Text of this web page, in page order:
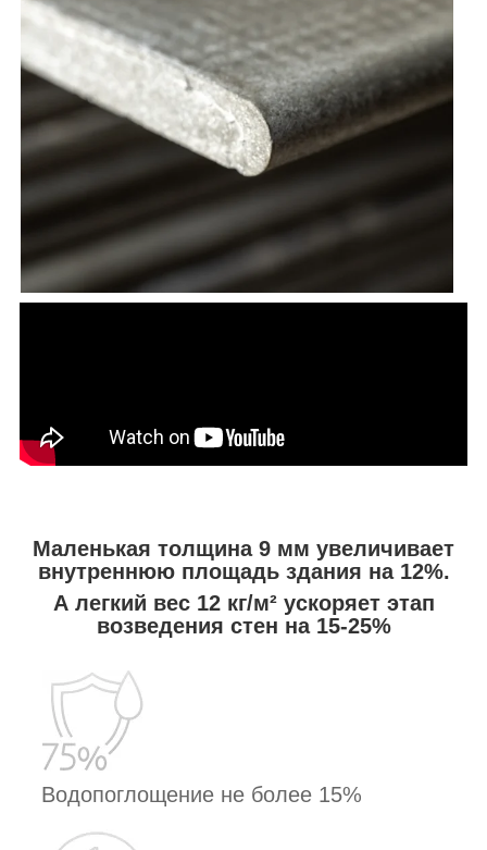
Маленькая толщина 9 мм увеличивает
внутреннюю площадь здания на 12%.
А легкий вес 12 кг/м² ускоряет этап
возведения стен на 15-25%
Водопоглощение не более 15%